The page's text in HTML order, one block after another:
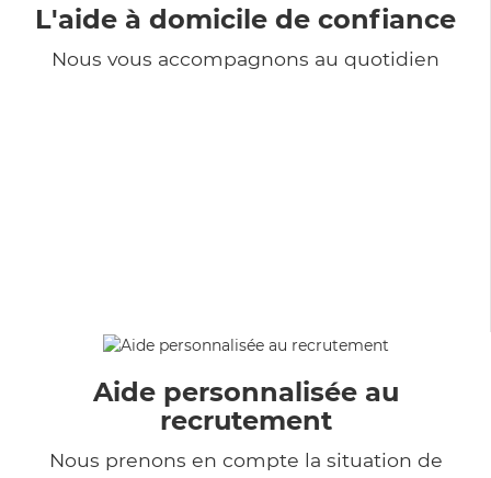
L'aide à domicile de confiance
Nous vous accompagnons au quotidien
Aide personnalisée au
recrutement
Nous prenons en compte la situation de